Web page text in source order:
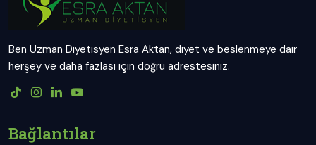
Ben Uzman Diyetisyen Esra Aktan, diyet ve beslenmeye dair
herşey ve daha fazlası için doğru adrestesiniz.
Bağlantılar